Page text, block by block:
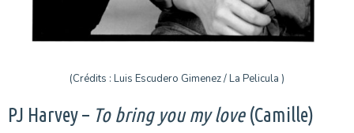
(Crédits : Luis Escudero Gimenez / La Pelicula )
PJ Harvey – To bring you my love (Camille)